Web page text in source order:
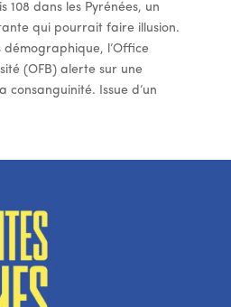
108 dans les Pyrénées, un
qui pourrait faire illusion.
l’Office
(OFB) alerte sur une
consanguinité. Issue d’un